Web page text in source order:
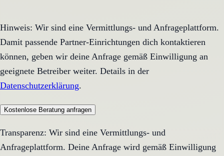
Hinweis: Wir sind eine Vermittlungs- und Anfrageplattform.
Damit passende Partner-Einrichtungen dich kontaktieren
können, geben wir deine Anfrage gemäß Einwilligung an
geeignete Betreiber weiter. Details in der
Datenschutzerklärung.
Kostenlose Beratung anfragen
Transparenz: Wir sind eine Vermittlungs- und
Anfrageplattform. Deine Anfrage wird gemäß Einwilligung